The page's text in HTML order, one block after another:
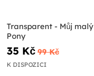
Transparent - Můj malý
Pony
35 Kč 99 Kč
K DISPOZICI